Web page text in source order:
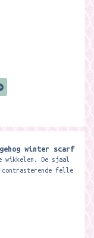
winter scarf
De sjaal
contrasterende felle